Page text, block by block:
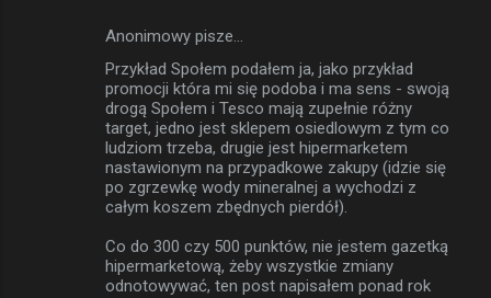
Anonimowy pisze…
Przykład Społem podałem ja, jako przykład
promocji która mi się podoba i ma sens - swoją
drogą Społem i Tesco mają zupełnie różny
target, jedno jest sklepem osiedlowym z tym co
ludziom trzeba, drugie jest hipermarketem
nastawionym na przypadkowe zakupy (idzie się
po zgrzewkę wody mineralnej a wychodzi z
całym koszem zbędnych pierdół).
Co do 300 czy 500 punktów, nie jestem gazetką
hipermarketową, żeby wszystkie zmiany
odnotowywać, ten post napisałem ponad rok